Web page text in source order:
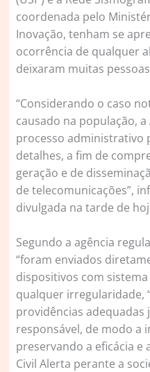
coordenada pelo
Inovação, tenham se
ocorrência de qualquer
deixaram muitas
“Considerando o caso
causado na população,
processo administrativo
detalhes, a fim de
geração e de
de telecomunicações”,
divulgada na tarde de
Segundo a agência
“foram enviados
dispositivos com
qualquer irregularidade,
providências adequadas
responsável, de modo a
preservando a eficácia e
Civil Alerta perante a